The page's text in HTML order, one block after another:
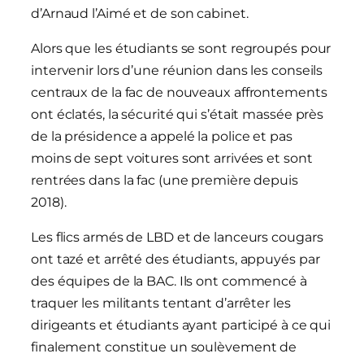
d’Arnaud l’Aimé et de son cabinet.
Alors que les étudiants se sont regroupés pour
intervenir lors d’une réunion dans les conseils
centraux de la fac de nouveaux affrontements
ont éclatés, la sécurité qui s’était massée près
de la présidence a appelé la police et pas
moins de sept voitures sont arrivées et sont
rentrées dans la fac (une première depuis
2018).
Les flics armés de LBD et de lanceurs cougars
ont tazé et arrêté des étudiants, appuyés par
des équipes de la BAC. Ils ont commencé à
traquer les militants tentant d’arrêter les
dirigeants et étudiants ayant participé à ce qui
finalement constitue un soulèvement de